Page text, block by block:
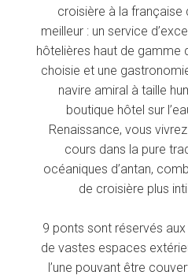
croisière à la française
meilleur : un service
hôtelières haut de gamme
choisie et une
navire amiral à taille
boutique hôtel sur
Renaissance, vous
cours dans la pure
océaniques d’antan,
de croisière plus
9 ponts sont réservés
de vastes espaces
l’une pouvant être